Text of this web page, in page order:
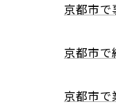
京都市で
京都市で
京都市で